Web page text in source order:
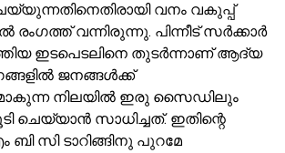
വനം വകുപ്പ്
രംഗത്ത് വന്നിരുന്നു. പിന്നീട് സർക്കാർ
ഇടപെടലിനെ തുടർന്നാണ് ആദ്യ
ജനങ്ങൾക്ക്
നിലയിൽ ഇരു സൈഡിലും
ചെയ്യാൻ സാധിച്ചത്. ഇതിന്റെ
ബി സി ടാറിങ്ങിനു പുറമേ